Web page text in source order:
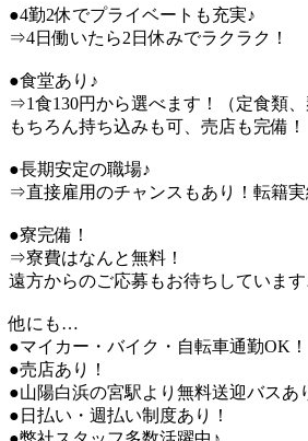
●4勤2休でプライベートも充実♪
⇒4日働いたら2日休みでラクラク！
●食堂あり♪
⇒1食130円から選べます！（定食類、
もちろん持ち込みも可、売店も完備！
●長期安定の職場♪
⇒直接雇用のチャンスもあり！転籍
●寮完備！
⇒寮費はなんと無料！
遠方からのご応募もお待ちしています
他にも…
●マイカー・バイク・自転車通勤OK！
●売店あり！
●山陽白浜の宮駅より無料送迎バス
●日払い・週払い制度あり！